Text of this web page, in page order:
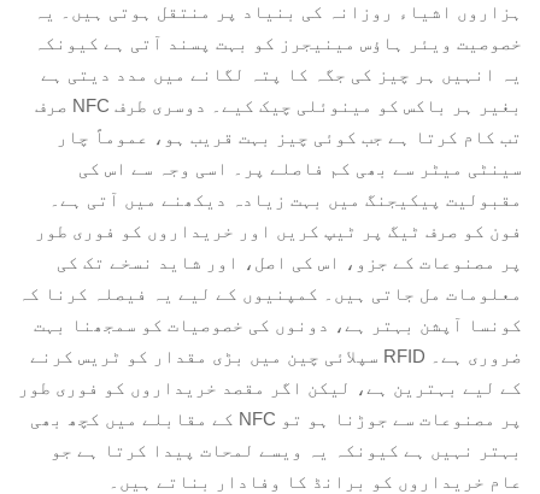
ہزاروں اشیاء روزانہ کی بنیاد پر منتقل ہوتی ہیں۔ یہ
خصوصیت ویئر ہاؤس مینیجرز کو بہت پسند آتی ہے کیونکہ
یہ انہیں ہر چیز کی جگہ کا پتہ لگانے میں مدد دیتی ہے
بغیر ہر باکس کو مینوئلی چیک کیے۔ دوسری طرف NFC صرف
تب کام کرتا ہے جب کوئی چیز بہت قریب ہو، عموماً چار
سینٹی میٹر سے بھی کم فاصلے پر۔ اسی وجہ سے اس کی
مقبولیت پیکیجنگ میں بہت زیادہ دیکھنے میں آتی ہے۔
فون کو صرف ٹیگ پر ٹیپ کریں اور خریداروں کو فوری طور
پر مصنوعات کے جزو، اس کی اصل، اور شاید نسخے تک کی
معلومات مل جاتی ہیں۔ کمپنیوں کے لیے یہ فیصلہ کرنا کہ
کونسا آپشن بہتر ہے، دونوں کی خصوصیات کو سمجھنا بہت
ضروری ہے۔ RFID سپلائی چین میں بڑی مقدار کو ٹریس کرنے
کے لیے بہترین ہے، لیکن اگر مقصد خریداروں کو فوری طور
پر مصنوعات سے جوڑنا ہو تو NFC کے مقابلے میں کچھ بھی
بہتر نہیں ہے کیونکہ یہ ویسے لمحات پیدا کرتا ہے جو
عام خریداروں کو برانڈ کا وفادار بناتے ہیں۔